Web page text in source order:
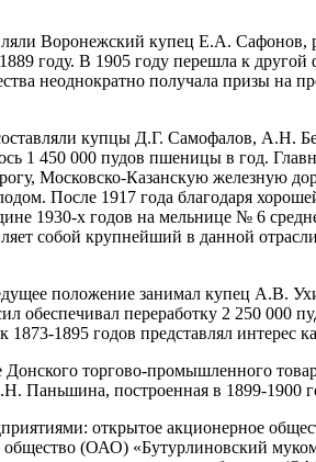
Воронежский купец Е.А.
году. В 1905 году перешла к
неоднократно получала призы на
купцы Д.Г. Самофалов, А.Н.
1 450 000 пудов пшеницы в год.
Московско-Казанскую железную
После 1917 года благодаря
1930-х годов на мельнице № 6
собой крупнейший в данной
положение занимал купец А.В.
обеспечивал переработку 2 250
1873-1895 годов представлял
торгово-промышленного
построенная в 1899-1900
открытое акционерное
(ОАО) «Бутурлиновский